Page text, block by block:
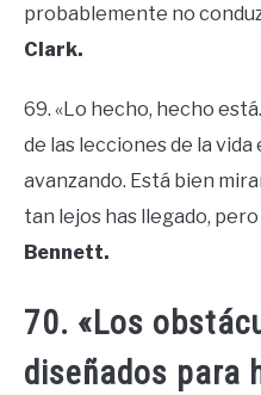
probablemente no
Clark.
69. «Lo hecho, hecho
de las lecciones de la
avanzando. Está bien
tan lejos has llegado,
Bennett.
70. «Los
diseñados para